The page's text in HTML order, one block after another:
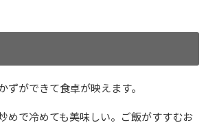
ずができて食卓が映えます。
めで冷めても美味しい。ご飯がすすむお